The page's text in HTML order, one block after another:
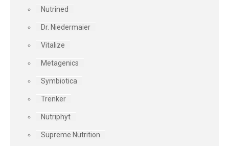
Nutrined
Dr. Niedermaier
Vitalize
Metagenics
Symbiotica
Trenker
Nutriphyt
Supreme Nutrition